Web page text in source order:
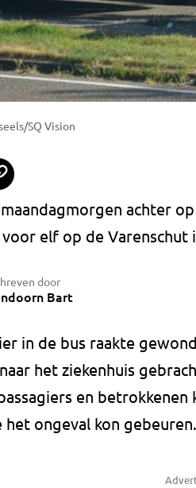
SQ Vision
achter
elf op de Varenschut
door
Bart
in de bus raakte
het ziekenhuis
en
het ongeval kon gebeuren.